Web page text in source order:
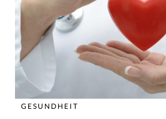
GESUNDHEIT